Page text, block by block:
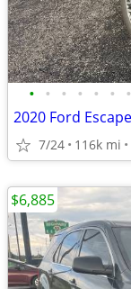
• • • • • • •
7/24 116k mi
$6,885